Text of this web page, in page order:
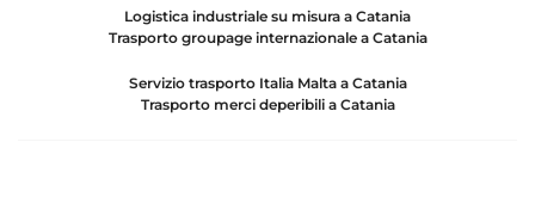
Logistica industriale su misura a Catania
Trasporto groupage internazionale a Catania
Servizio trasporto Italia Malta a Catania
Trasporto merci deperibili a Catania